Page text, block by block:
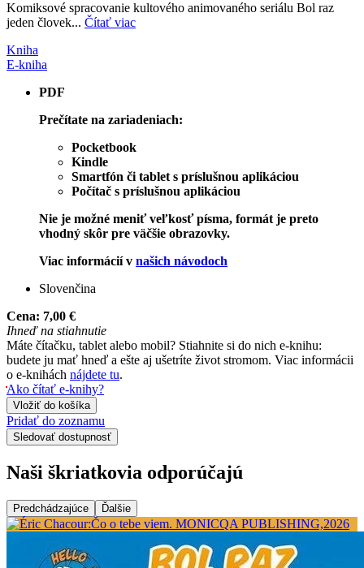
Komiksové spracovanie kultového animovaného seriálu Bol raz
jeden človek... Čítať viac
Kniha
E-kniha
PDF
Prečítate na zariadeniach:
Pocketbook
Kindle
Smartfón či tablet s príslušnou aplikáciou
Počítač s príslušnou aplikáciou
Nie je možné meniť veľkosť písma, formát je preto
vhodný skôr pre väčšie obrazovky.
Viac informácií v našich návodoch
Slovenčina
Cena: 7,00 €
Ihneď na stiahnutie
Máte čítačku, tablet alebo mobil? Stiahnite si do nich e-knihu:
budete ju mať hneď a ešte aj ušetríte život stromom. Viac informácii
o e-knihách nájdete tu.
Ako čítať e-knihy?
Vložiť do košíka
Pridať do zoznamu
Sledovať dostupnosť
Naši škriatkovia odporúčajú
Predchádzajúce Ďalšie